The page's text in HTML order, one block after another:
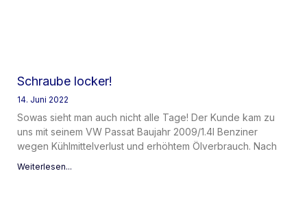
Schraube locker!
14. Juni 2022
Sowas sieht man auch nicht alle Tage! Der Kunde kam zu
uns mit seinem VW Passat Baujahr 2009/1.4l Benziner
wegen Kühlmittelverlust und erhöhtem Ölverbrauch. Nach
Weiterlesen...